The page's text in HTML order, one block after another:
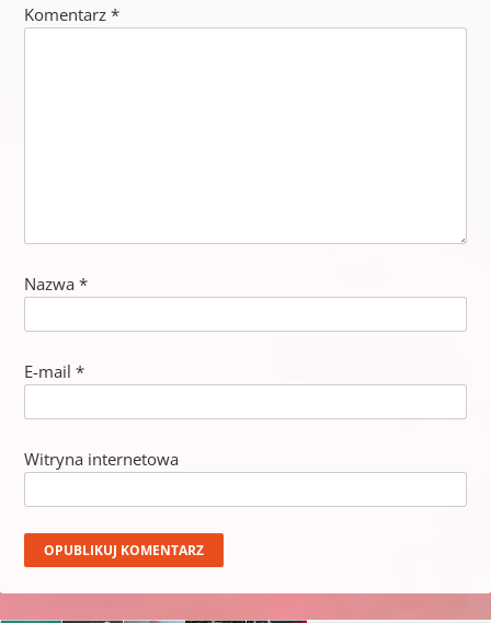
Komentarz *
Nazwa *
E-mail *
Witryna internetowa